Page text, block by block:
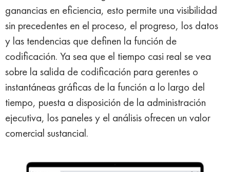
ganancias en eficiencia, esto permite una visibilidad
sin precedentes en el proceso, el progreso, los datos
y las tendencias que definen la función de
codificación. Ya sea que el tiempo casi real se vea
sobre la salida de codificación para gerentes o
instantáneas gráficas de la función a lo largo del
tiempo, puesta a disposición de la administración
ejecutiva, los paneles y el análisis ofrecen un valor
comercial sustancial.